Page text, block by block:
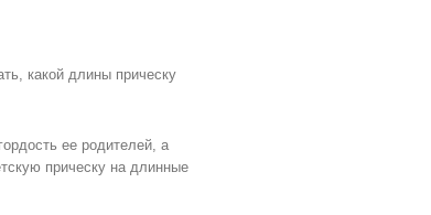
какой длины прическу
ее родителей, а
прическу на длинные